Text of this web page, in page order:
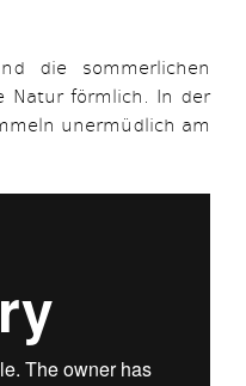
die sommerlichen
Natur förmlich. In der
unermüdlich am